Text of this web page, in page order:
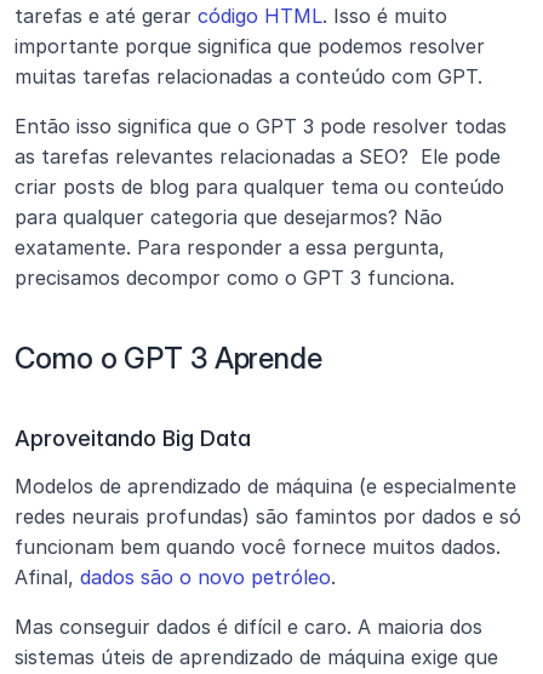
tarefas e até gerar código HTML. Isso é muito
importante porque significa que podemos resolver
muitas tarefas relacionadas a conteúdo com GPT.
Então isso significa que o GPT 3 pode resolver todas
as tarefas relevantes relacionadas a SEO?  Ele pode
criar posts de blog para qualquer tema ou conteúdo
para qualquer categoria que desejarmos? Não
exatamente. Para responder a essa pergunta,
precisamos decompor como o GPT 3 funciona.
Como o GPT 3 Aprende
Aproveitando Big Data
Modelos de aprendizado de máquina (e especialmente
redes neurais profundas) são famintos por dados e só
funcionam bem quando você fornece muitos dados.
Afinal, dados são o novo petróleo.
Mas conseguir dados é difícil e caro. A maioria dos
sistemas úteis de aprendizado de máquina exige que